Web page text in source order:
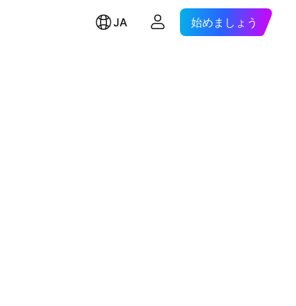
JA 始めましょう